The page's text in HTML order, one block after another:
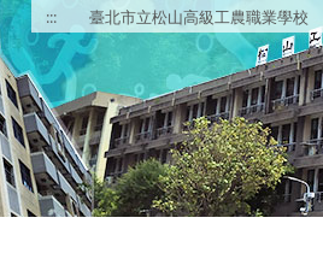
::: 臺北市立松山高級工農職業學校